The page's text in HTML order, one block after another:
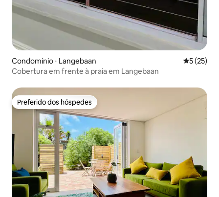
Condomínio ⋅ Langebaan 5 de uma
5 (25)
Cobertura em frente à praia em Langebaan
Preferido dos hóspedes
Preferido dos hóspedes